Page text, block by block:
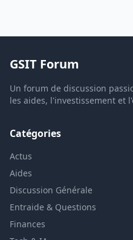
GSIT Forum
Un forum de discussion
les aides, l'investissement et
Catégories
Actus
Aides
Discussion Générale
Entraide & Questions
Finances